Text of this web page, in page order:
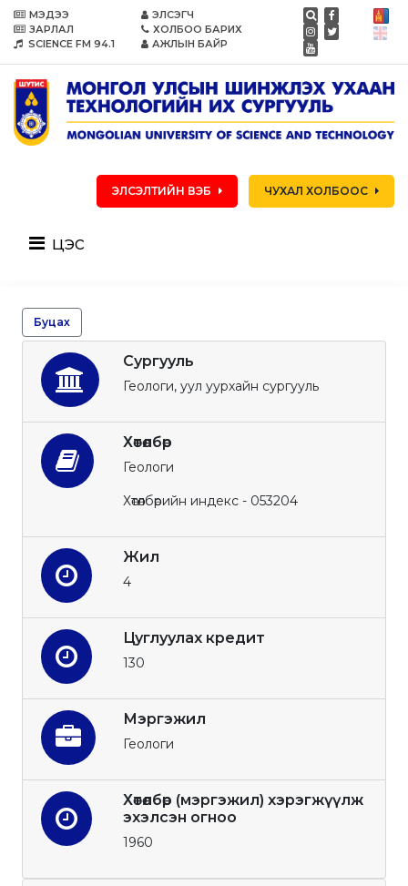
МЭДЭЭ
ЗАРЛАЛ
SCIENCE FM 94.1
ЭЛСЭГЧ
ХОЛБОО БАРИХ
АЖЛЫН БАЙР
ЭЛСЭЛТИЙН ВЭБ ЧУХАЛ ХОЛБООС
цэс
Буцах
Сургууль
Геологи, уул уурхайн сургууль
Хөтөлбөр
Геологи
Хөтөлбөрийн индекс - 053204
Жил
4
Цуглуулах кредит
130
Мэргэжил
Геологи
Хөтөлбөр (мэргэжил) хэрэгжүүлж
эхэлсэн огноо
1960